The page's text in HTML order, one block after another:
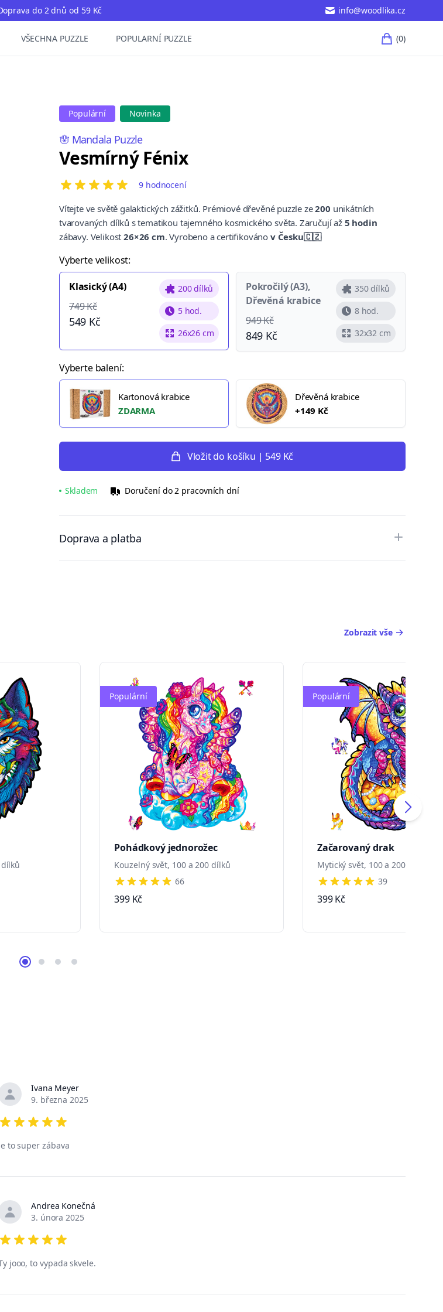
do 2 dnů od 59 Kč info@woodlika.cz
VŠECHNA PUZZLE POPULARNÍ PUZZLE (0)položky
Populární Novinka
🪬 Mandala Puzzle
Vesmírný Fénix
5 out of 5 stars 9 hodnocení
Vítejte ve světě galaktických zážitků. Prémiové dřevěné puzzle ze200 unikátních
tvarovaných dílků s tematikou tajemného kosmického světa. Zaručují až 5 hodin
zábavy. Velikost26×26 cm. Vyrobeno a certifikováno v Česku🇨🇿
Vyberte velikost:
Klasický (A4)
549 Kč
749 Kč
200 dílků
5 hod.
26x26 cm
Pokročilý (A3),
Dřevěná krabice
849 Kč
949 Kč
350 dílků
8 hod.
32x32 cm
Vyberte balení:
Kartonová krabice
ZDARMA
Dřevěná krabice
+149 Kč
Vložit do košíku | 549 Kč
Skladem Doručení do 2 pracovních dní
Doprava a platba
Zobrazit vše
Pohádkový jednorožec
Kouzelný svět, 100 a 200 dílků
5 out of 5 stars
66
399 Kč
Populární
Začarovaný drak
Mytický svět, 100 a 200 dílků
5 out of 5 stars
39
399 Kč
Populární
recenze
Ivana Meyer
9. března 2025
to super zábava
Andrea Konečná
3. února 2025
jooo, to vypada skvele.